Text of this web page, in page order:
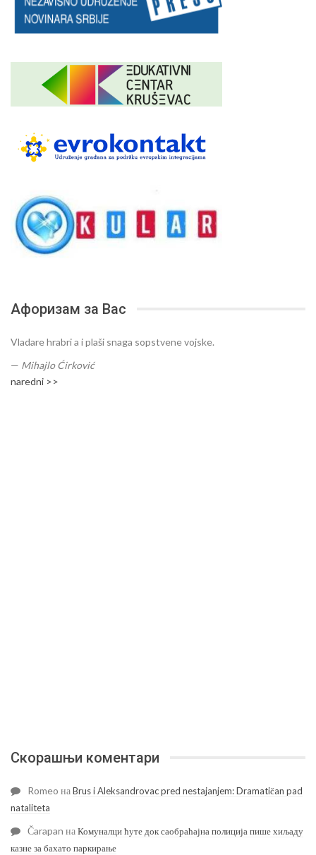
Афоризам за Вас
Vladare hrabri a i plaši snaga sopstvene vojske.
— Mihajlo Ćirković
naredni >>
Скорашњи коментари
Romeo наBrus i Aleksandrovac pred nestajanjem: Dramatičan pad
nataliteta
Čarapan наКомуналци ћуте док саобраћајна полиција пише хиљаду
казне за бахато паркирање